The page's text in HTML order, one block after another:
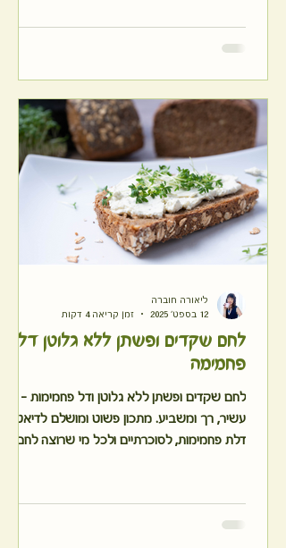
לחם שקדים ופשתן ללא גלוטן דל
פחמימה
לחם שקדים ופשתן ללא גלוטן ודל פחמימות -
עשיר, רך ומשביע. מתכון פשוט ומושלם לדיאטה
דלת פחמימות, לסוכרתיים ולכל מי שרוצה לחם
ליאורה חוברה
12 בספט׳ 2025
זמן קריאה 4 דקות